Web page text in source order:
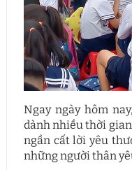
Ngay ngày hôm
dành nhiều thời
ngần cất lời yêu
những người thân